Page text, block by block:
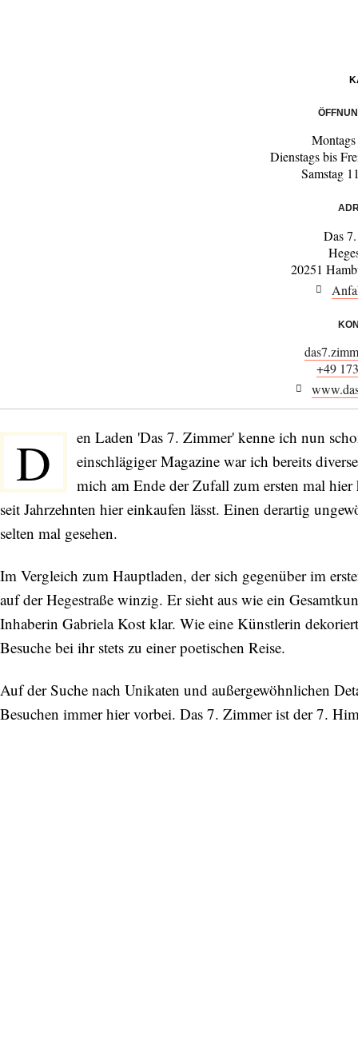
Dienstags bis
Samstag
Das
20251
+49
D
en Laden 'Das 7. Zimmer' kenne ich nun
einschlägiger Magazine war ich bereits
mich am Ende der Zufall zum ersten mal
seit Jahrzehnten hier einkaufen lässt. Einen derartig
selten mal gesehen.
Im Vergleich zum Hauptladen, der sich gegenüber im
auf der Hegestraße winzig. Er sieht aus wie ein
Inhaberin Gabriela Kost klar. Wie eine Künstlerin
Besuche bei ihr stets zu einer poetischen Reise.
Auf der Suche nach Unikaten und außergewöhnlichen
Besuchen immer hier vorbei. Das 7. Zimmer ist der 7.